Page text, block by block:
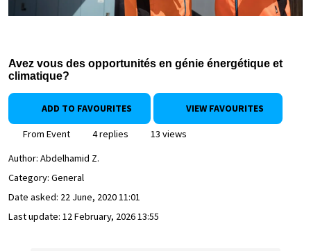
Avez vous des opportunités en génie énergétique et
climatique?
ADD TO FAVOURITES VIEW FAVOURITES
From Event 4 replies
13 views
Author: Abdelhamid Z.
Category: General
Date asked: 22 June, 2020 11:01
Last update: 12 February, 2026 13:55